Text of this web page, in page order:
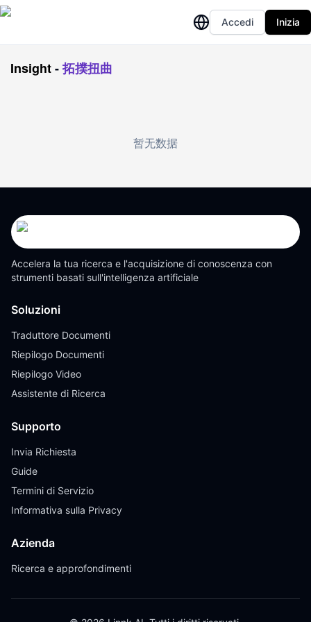
Accedi Inizia
Insight-拓撲扭曲
暂无数据
Accelera la tua ricerca e l'acquisizione di conoscenza con
strumenti basati sull'intelligenza artificiale
Soluzioni
Traduttore Documenti
Riepilogo Documenti
Riepilogo Video
Assistente di Ricerca
Supporto
Invia Richiesta
Guide
Termini di Servizio
Informativa sulla Privacy
Azienda
Ricerca e approfondimenti